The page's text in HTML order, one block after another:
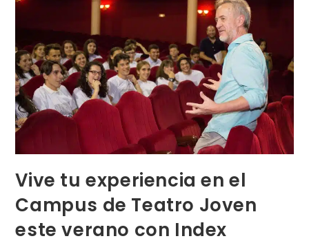
Vive tu experiencia en el
Campus de Teatro Joven
este verano con Index